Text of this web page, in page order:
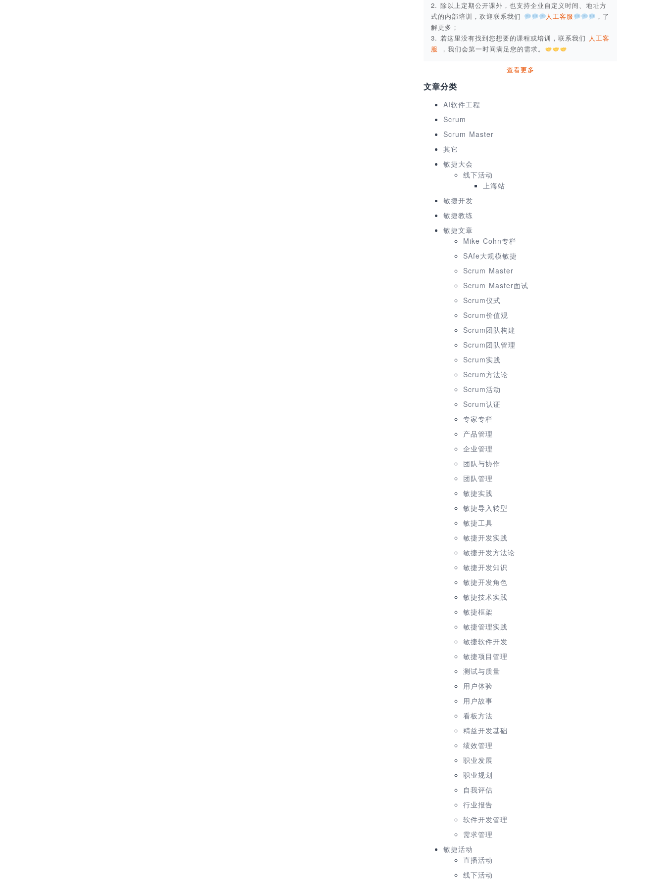
2. 除以上定期公开课外，也支持企业自定义时间、地址方
式的内部培训，欢迎联系我们
人工客服
，了
解更多；
3. 若这里没有找到您想要的课程或培训，联系我们 人工客
服
，我们会第一时间满足您的需求。
查看更多
文章分类
AI软件工程
Scrum
Scrum Master
其它
敏捷大会
线下活动
上海站
敏捷开发
敏捷教练
敏捷文章
Mike Cohn专栏
SAfe大规模敏捷
Scrum Master
Scrum Master面试
Scrum仪式
Scrum价值观
Scrum团队构建
Scrum团队管理
Scrum实践
Scrum方法论
Scrum活动
Scrum认证
专家专栏
产品管理
企业管理
团队与协作
团队管理
敏捷实践
敏捷导入转型
敏捷工具
敏捷开发实践
敏捷开发方法论
敏捷开发知识
敏捷开发角色
敏捷技术实践
敏捷框架
敏捷管理实践
敏捷软件开发
敏捷项目管理
测试与质量
用户体验
用户故事
看板方法
精益开发基础
绩效管理
职业发展
职业规划
自我评估
行业报告
软件开发管理
需求管理
敏捷活动
直播活动
线下活动